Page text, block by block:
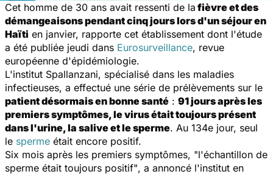
Cet homme de 30 ans avait ressenti de la fièvre et des
démangeaisons pendant cinq jours lors d'un séjour en
Haïti en janvier, rapporte cet établissement dont l'étude
a été publiée jeudi dans Eurosurveillance, revue
européenne d'épidémiologie.
L'institut Spallanzani, spécialisé dans les maladies
infectieuses, a effectué une série de prélèvements sur le
patient désormais en bonne santé : 91 jours après les
premiers symptômes, le virus était toujours présent
dans l'urine, la salive et le sperme. Au 134e jour, seul
le sperme était encore positif.
Six mois après les premiers symptômes, "l'échantillon de
sperme était toujours positif", a annoncé l'institut en